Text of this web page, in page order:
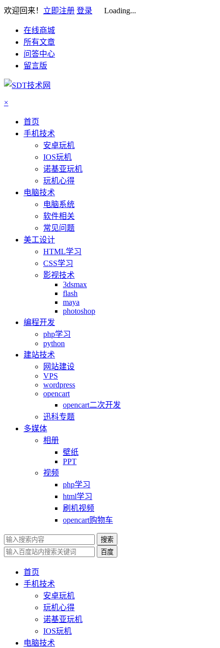
欢迎回来！ 立即注册 登录 Loading...
在线商城
所有文章
问答中心
留言版
×
首页
手机技术
安卓玩机
IOS玩机
诺基亚玩机
玩机心得
电脑技术
电脑系统
软件相关
常见问题
美工设计
HTML学习
CSS学习
影视技术
3dsmax
flash
maya
photoshop
编程开发
php学习
python
建站技术
网站建设
VPS
wordpress
opencart
opencart二次开发
迅科专题
多媒体
相册
壁纸
PPT
视频
php学习
html学习
刷机视频
opencart购物车
搜索
百度
首页
手机技术
安卓玩机
玩机心得
诺基亚玩机
IOS玩机
电脑技术